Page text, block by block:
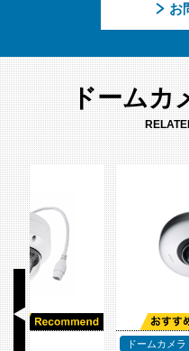
お
ドームカ
ドームカメラ